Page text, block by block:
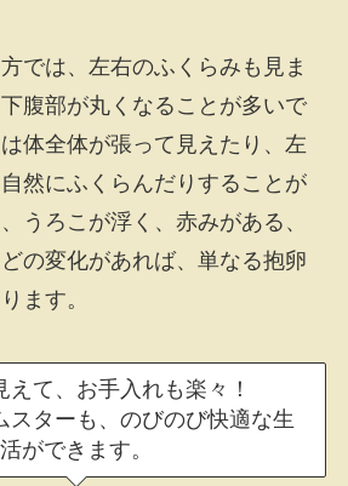
では、左右のふくらみも見ま
腹部が丸くなることが多いで
体全体が張って見えたり、左
然にふくらんだりすることが
うろこが浮く、赤みがある、
の変化があれば、単なる抱卵
ます。
えて、お手入れも楽々！
スターも、のびのび快適な生
活ができます。